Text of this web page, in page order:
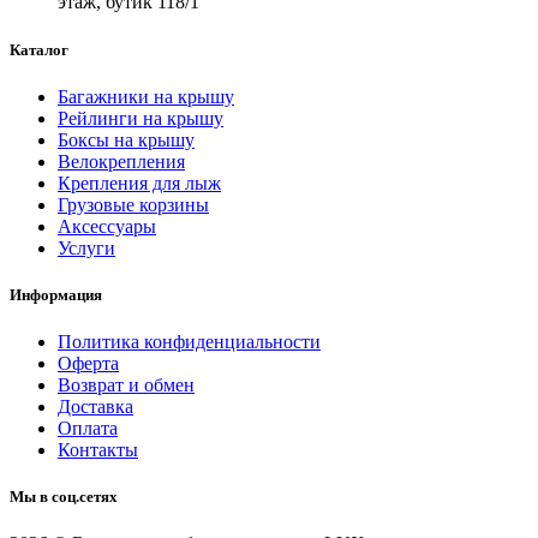
Каталог
Багажники на крышу
Рейлинги на крышу
Боксы на крышу
Велокрепления
Крепления для лыж
Грузовые корзины
Аксессуары
Услуги
Информация
Политика конфиденциальности
Оферта
Возврат и обмен
Доставка
Оплата
Контакты
Мы в соц.сетях